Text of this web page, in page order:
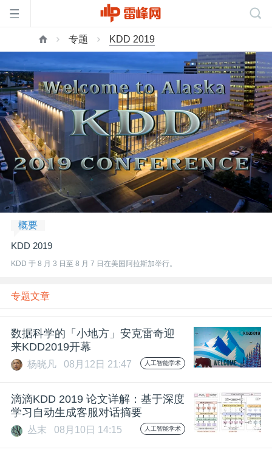
首
页
雷
峰
网
活
中
专题 KDD 2019
概要
KDD 2019
KDD 于 8 月 3 日至 8 月 7 日在美国阿拉斯加举行。
专题文章
数据科学的「小地方」安克雷奇迎
来KDD2019开幕
杨晓凡 08月12日 21:47 人工智能学术
滴滴KDD 2019 论文详解：基于深度
学习自动生成客服对话摘要
丛末 08月10日 14:15 人工智能学术